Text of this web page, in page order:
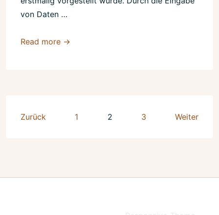
von Daten …
Familienbuch
Read more →
Seitennummerierung
Zurück 1 2 3 Weiter